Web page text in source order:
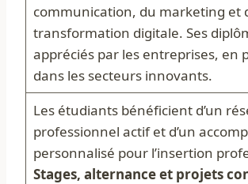
communication, du marketing et
transformation digitale. Ses
appréciés par les entreprises, en
dans les secteurs innovants.
Les étudiants bénéficient d’un
professionnel actif et d’un
personnalisé pour l’insertion
Stages, alternance et projets